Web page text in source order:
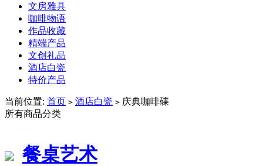
文房雅具
咖啡物语
作品收藏
精端产品
文创礼品
酒店白瓷
特价产品
当前位置: 首页 > 酒店白瓷 > 庆典咖啡碟
所有商品分类
餐桌艺术